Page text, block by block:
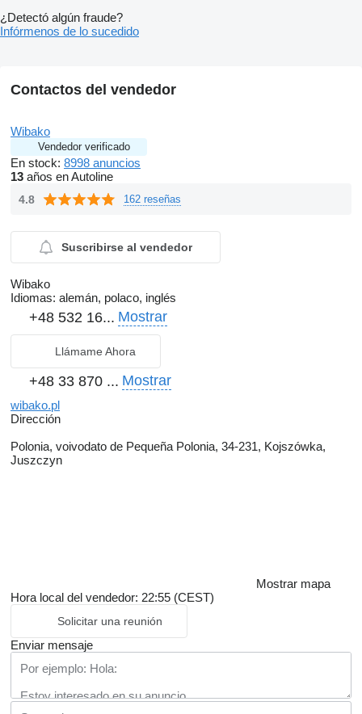
¿Detectó algún fraude?
Infórmenos de lo sucedido
Contactos del vendedor
Wibako
Vendedor verificado
En stock: 8998 anuncios
13 años en Autoline
4.8 162 reseñas
Suscribirse al vendedor
Wibako
Idiomas: alemán, polaco, inglés
+48 532 16... Mostrar
Llámame Ahora
+48 33 870 ... Mostrar
wibako.pl
Dirección
Polonia, voivodato de Pequeña Polonia, 34-231, Kojszówka,
Juszczyn
Mostrar mapa
Hora local del vendedor: 22:55 (CEST)
Solicitar una reunión
Enviar mensaje